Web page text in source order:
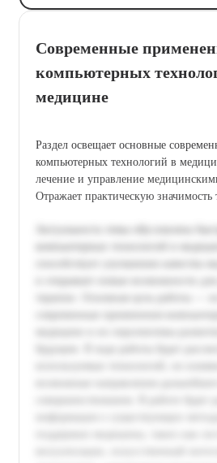
Современные
компьютерных
медицине
Раздел освещает основные
компьютерных технологий в
лечение и управление
Отражает практическую значимость